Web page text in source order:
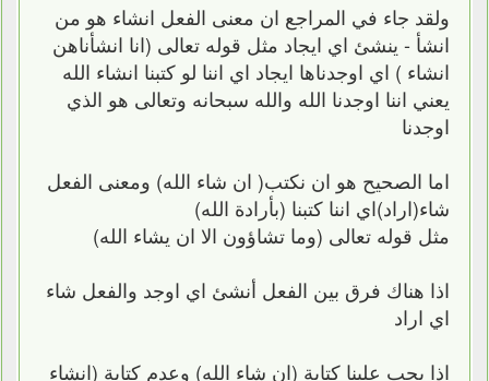
ولقد جاء في المراجع ان معنى الفعل انشاء هو من
انشأ - ينشئ اي ايجاد مثل قوله تعالى (انا انشأناهن
انشاء ) اي اوجدناها ايجاد اي اننا لو كتبنا انشاء الله
يعني اننا اوجدنا الله والله سبحانه وتعالى هو الذي
اوجدنا
اما الصحيح هو ان نكتب( ان شاء الله) ومعنى الفعل
شاء(اراد)اي اننا كتبنا (بأرادة الله)
مثل قوله تعالى (وما تشاؤون الا ان يشاء الله)
اذا هناك فرق بين الفعل أنشئ اي اوجد والفعل شاء
اي اراد
اذا يجب علينا كتابة (ان شاء الله) وعدم كتابة (انشاء